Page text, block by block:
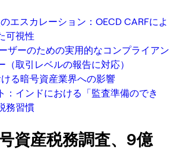
エスカレーション：OECD CARFによ
可視性
ザーのための実用的なコンプライアン
（取引レベルの報告に対応）
る暗号資産業界への影響
：インドにおける「監査準備のでき
務習慣
資産税務調査、9億